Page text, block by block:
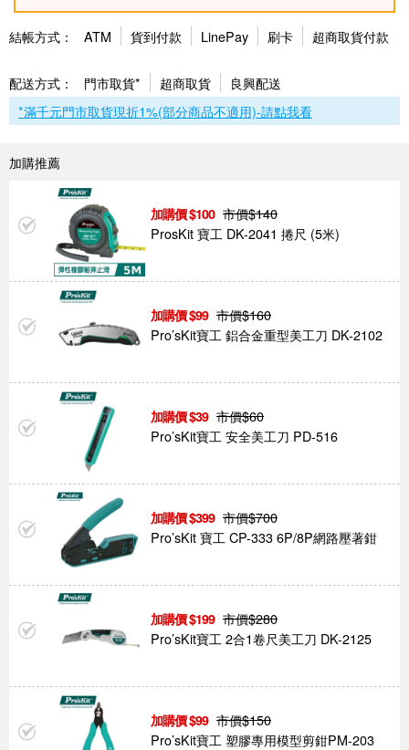
結帳方式： ATM 貨到付款 LinePay 刷卡 超商取貨付款
配送方式： 門市取貨* 超商取貨
良興配送
*滿千元門市取貨現折1%(部分商品不適用)-請點我看
加購推薦
100 市價$140
ProsKit 寶工 DK-2041 捲尺 (5米)
99 市價$160
Pro’sKit寶工 鋁合金重型美工刀 DK-2102
39 市價$60
Pro’sKit寶工 安全美工刀 PD-516
399 市價$700
Pro’sKit 寶工 CP-333 6P/8P網路壓著鉗
199 市價$280
Pro’sKit寶工 2合1卷尺美工刀 DK-2125
99 市價$150
Pro’sKit寶工 塑膠專用模型剪鉗PM-203